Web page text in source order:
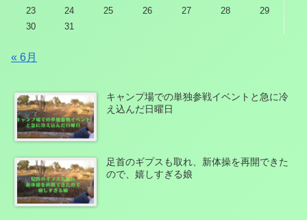
23
24 25 26 27 28
29
30
31
« 6月
キャンプ場での単独参戦イベントと急に冷
え込んだ日曜日
足首のギプスも取れ、新体操を再開できた
ので、嬉しすぎる娘